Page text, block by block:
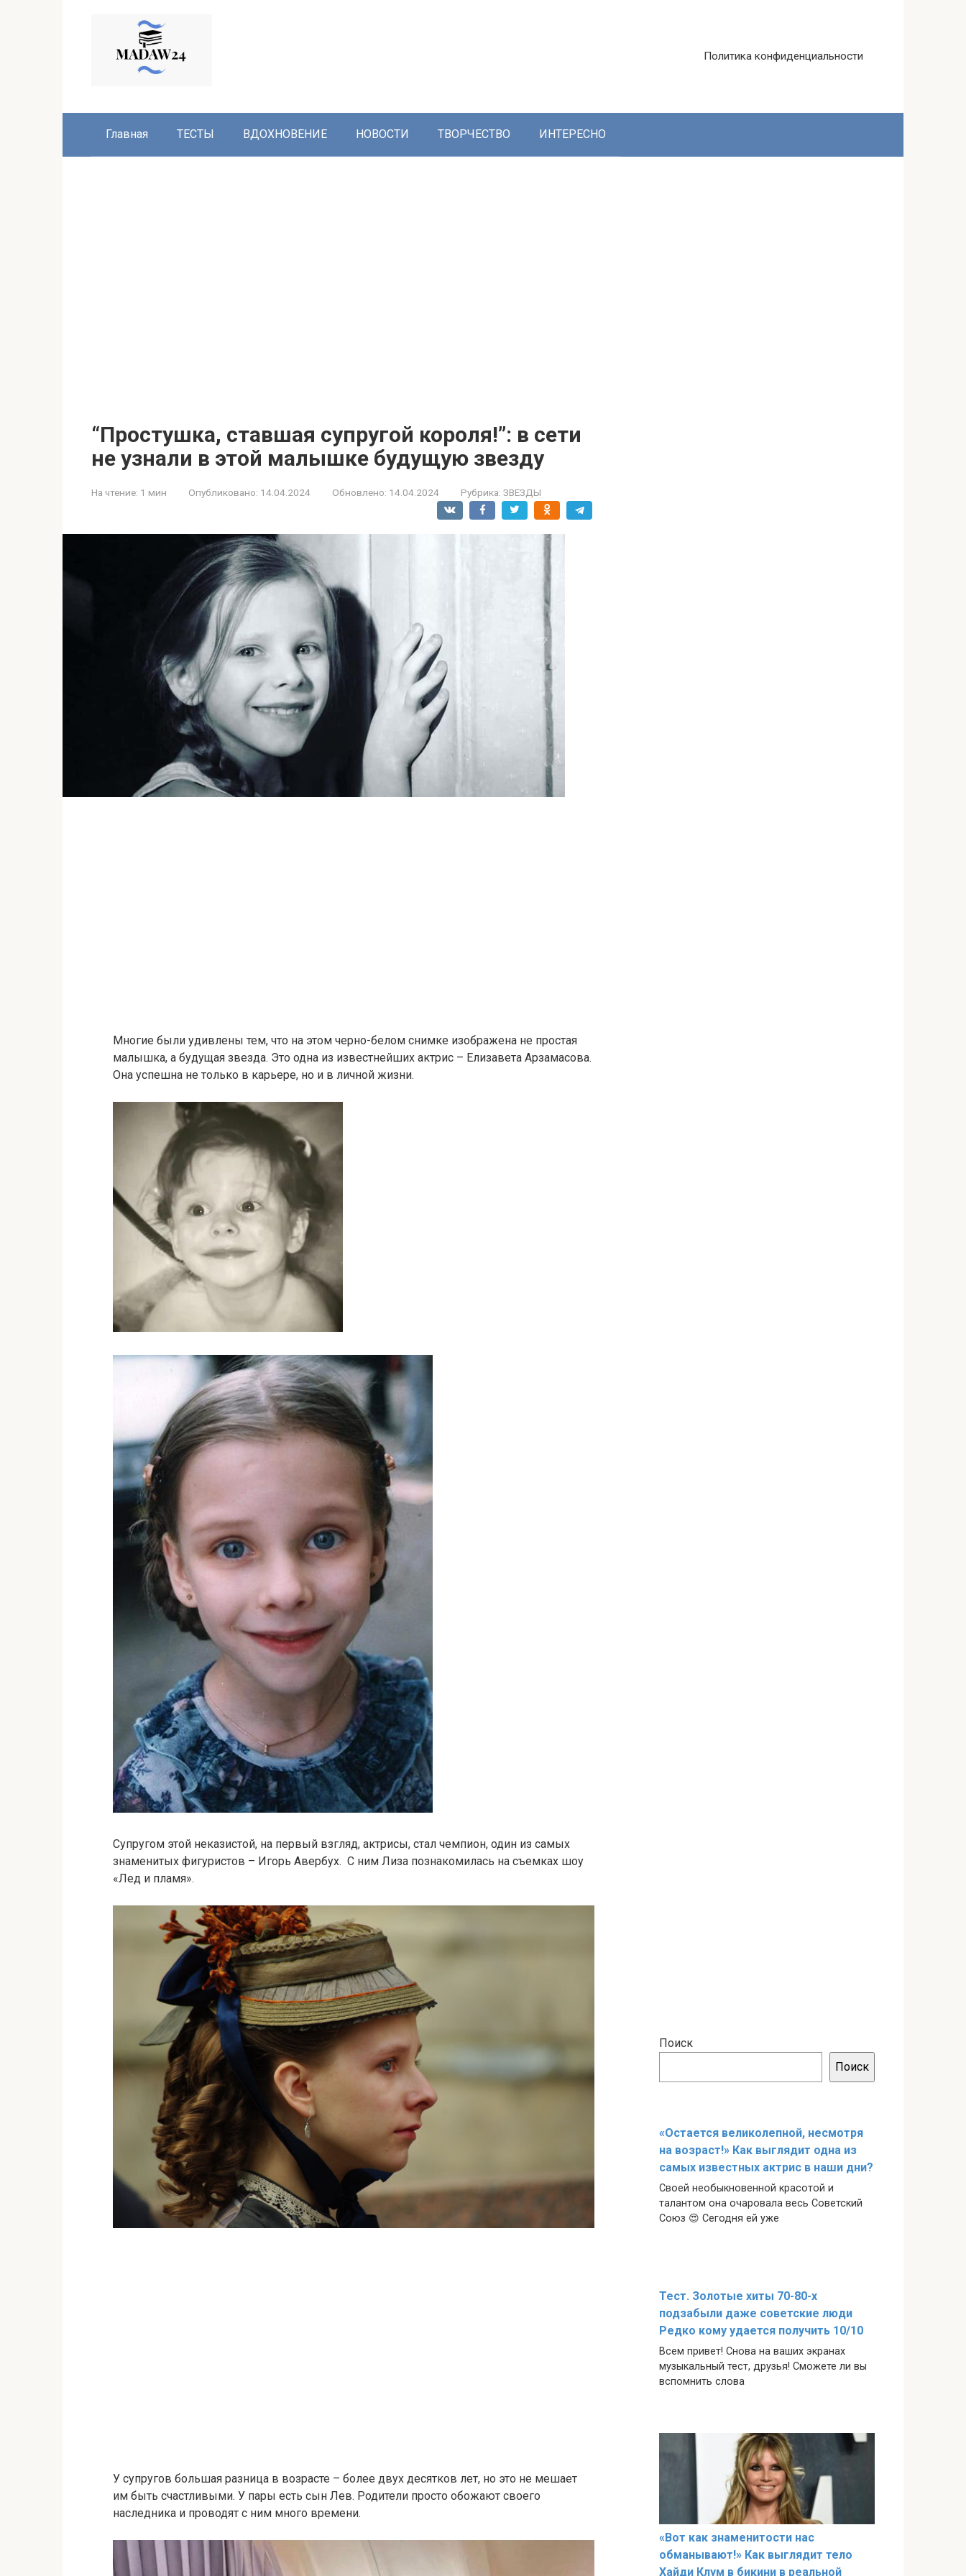
Политика конфиденциальности
Главная ТЕСТЫ ВДОХНОВЕНИЕ НОВОСТИ ТВОРЧЕСТВО ИНТЕРЕСНО
“Простушка, ставшая супругой короля!”: в сети
не узнали в этой малышке будущую звезду
На чтение: 1 мин Опубликовано: 14.04.2024 Обновлено: 14.04.2024 Рубрика: ЗВЕЗДЫ
Многие были удивлены тем, что на этом черно-белом снимке изображена не простая
малышка, а будущая звезда. Это одна из известнейших актрис – Елизавета Арзамасова.
Она успешна не только в карьере, но и в личной жизни.
Супругом этой неказистой, на первый взгляд, актрисы, стал чемпион, один из самых
знаменитых фигуристов – Игорь Авербух. С ним Лиза познакомилась на съемках шоу
«Лед и пламя».
У супругов большая разница в возрасте – более двух десятков лет, но это не мешает
им быть счастливыми. У пары есть сын Лев. Родители просто обожают своего
наследника и проводят с ним много времени.
Поиск
Поиск
«Остается великолепной, несмотря
на возраст!» Как выглядит одна из
самых известных актрис в наши дни?
Своей необыкновенной красотой и
талантом она очаровала весь Советский
Союз 😍 Сегодня ей уже
Тест. Золотые хиты 70-80-х
подзабыли даже советские люди
Редко кому удается получить 10/10
Всем привет! Снова на ваших экранах
музыкальный тест, друзья! Сможете ли вы
вспомнить слова
«Вот как знаменитости нас
обманывают!» Как выглядит тело
Хайди Клум в бикини в реальной